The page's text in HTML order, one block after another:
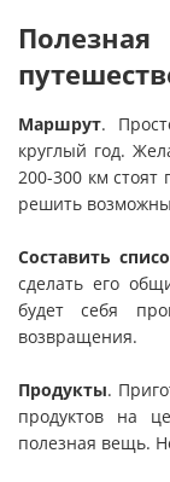
Маршрут.
круглый год.
200-300 км стоят
решить
Составить
сделать его
будет себя
возвращения.
Продукты.
продуктов на
полезная вещь.